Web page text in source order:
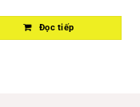
Đọc tiếp